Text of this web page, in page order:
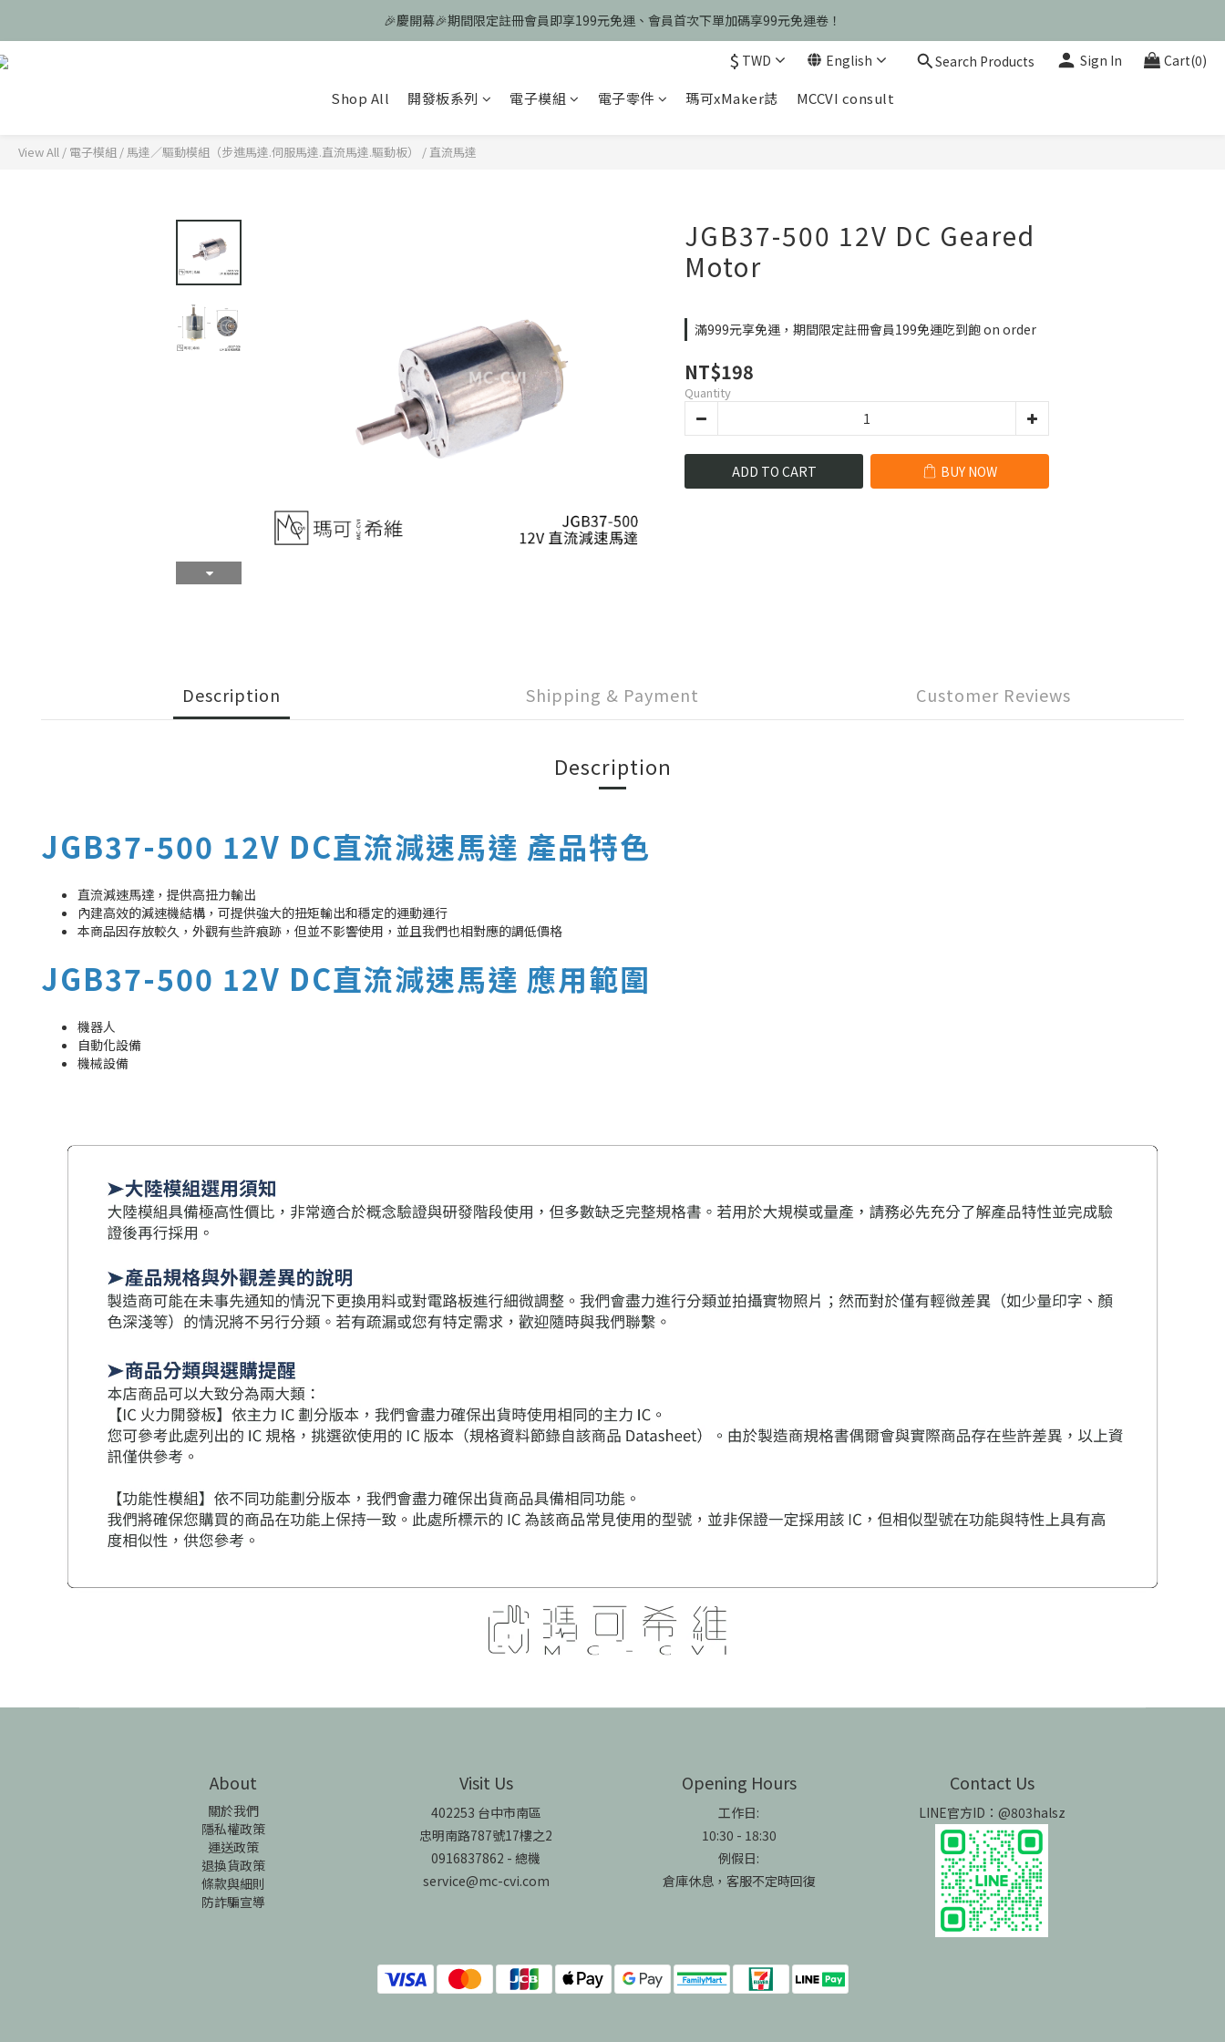
🎉慶開幕🎉期間限定註冊會員即享199元免運、會員首次下單加碼享99元免運卷！
🎉慶開幕🎉期間限定註冊會員即享199元免運、會員首次下單加碼享99元免運卷！
歡迎光臨瑪可希維，本站商品皆為台灣現貨、含稅可打統編
🎉慶開幕🎉期間限定註冊會員即享199元免運、會員首次下單加碼享99元免運卷！
$ TWD English Search Products Sign In Cart(0)
Shop All 開發板系列 電子模組 電子零件 瑪可xMaker誌 MCCVI consult
View All / 電子模組 / 馬達／驅動模組（步進馬達.伺服馬達.直流馬達.驅動板） /直流馬達
JGB37-500 12V DC Geared
Motor
滿999元享免運，期間限定註冊會員199免運吃到飽 on order
NT$198
Quantity
ADD TO CART BUY NOW
Description Shipping & Payment Customer Reviews
Description
JGB37-500 12V DC直流減速馬達 產品特色
直流減速馬達，提供高扭力輸出
內建高效的減速機結構，可提供強大的扭矩輸出和穩定的運動運行
本商品因存放較久，外觀有些許痕跡，但並不影響使用，並且我們也相對應的調低價格
JGB37-500 12V DC直流減速馬達 應用範圍
機器人
自動化設備
機械設備
About
關於我們
隱私權政策
運送政策
退換貨政策
條款與細則
防詐騙宣導
Visit Us
402253 台中市南區
忠明南路787號17樓之2
0916837862 - 總機
service@mc-cvi.com
Opening Hours
工作日:
10:30 - 18:30
例假日:
倉庫休息，客服不定時回復
Contact Us
LINE官方ID：@803halsz